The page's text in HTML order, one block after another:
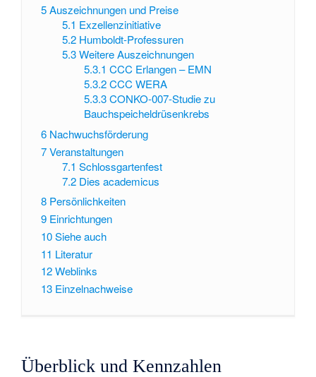
5Auszeichnungen und Preise
5.1 Exzellenzinitiative
5.2 Humboldt-Professuren
5.3 Weitere Auszeichnungen
5.3.1 CCC Erlangen – EMN
5.3.2 CCC WERA
5.3.3 CONKO-007-Studie zu
Bauchspeicheldrüsenkrebs
6 Nachwuchsförderung
7Veranstaltungen
7.1 Schlossgartenfest
7.2 Dies academicus
8 Persönlichkeiten
9 Einrichtungen
10Siehe auch
11 Literatur
12Weblinks
13 Einzelnachweise
Überblick und Kennzahlen